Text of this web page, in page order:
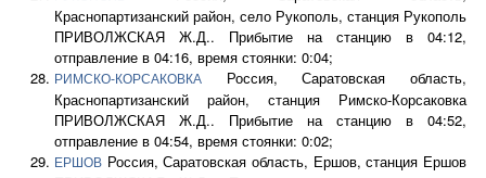
Краснопартизанский район, село Рукополь, станция Рукополь
ПРИВОЛЖСКАЯ Ж.Д.. Прибытие на станцию в 04:12,
отправление в 04:16, время стоянки: 0:04;
РИМСКО-КОРСАКОВКА
Россия, Саратовская область,
Краснопартизанский район, станция Римско-Корсаковка
ПРИВОЛЖСКАЯ Ж.Д.. Прибытие на станцию в 04:52,
отправление в 04:54, время стоянки: 0:02;
ЕРШОВ Россия, Саратовская область, Ершов, станция Ершов